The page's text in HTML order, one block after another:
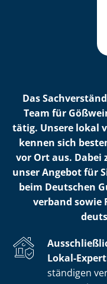
Das
Team für
tätig. Unsere lokal
kennen sich
vor Ort aus. Dabei
unser Angebot für
beim Deutschen
ver­band sowie
Lokal-
stän­di­gen